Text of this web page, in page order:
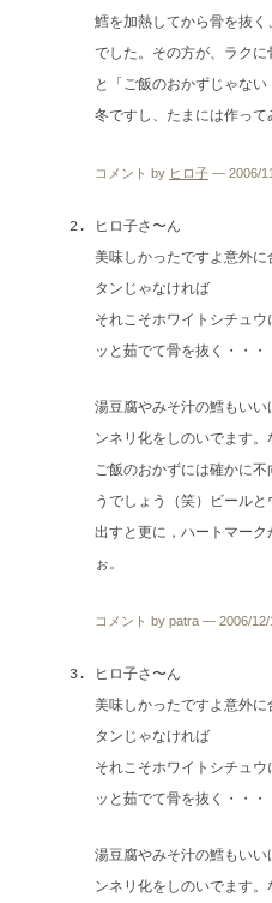
鱈を加熱してから骨を抜
でした。その方が、ラク
と「ご飯のおかずじゃない
冬ですし、たまには作っ
コメント by ヒロ子 — 2006/
ヒロ子さ〜ん
美味しかったですよ意外
タンじゃなければ
それこそホワイトシチュ
ッと茹でて骨を抜く・・・
湯豆腐やみそ汁の鱈もい
ンネリ化をしのいでます。
ご飯のおかずには確かに
うでしょう（笑）ビール
出すと更に，ハートマー
ぉ。
コメント by patra — 2006/12/
ヒロ子さ〜ん
美味しかったですよ意外
タンじゃなければ
それこそホワイトシチュ
ッと茹でて骨を抜く・・・
湯豆腐やみそ汁の鱈もい
ンネリ化をしのいでます。